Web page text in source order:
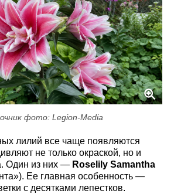
фото: Legion-Media
лилий все чаще появляются
не только окраской, но и
Один из них — Roselily Samantha
Ее главная особенность —
с десятками лепестков.